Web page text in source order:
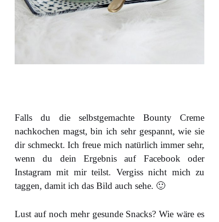
Falls du die selbstgemachte Bounty Creme
nachkochen magst, bin ich sehr gespannt, wie sie
dir schmeckt. Ich freue mich natürlich immer sehr,
wenn du dein Ergebnis auf Facebook oder
Instagram mit mir teilst. Vergiss nicht mich zu
taggen, damit ich das Bild auch sehe. 🙂
Lust auf noch mehr gesunde Snacks? Wie wäre es